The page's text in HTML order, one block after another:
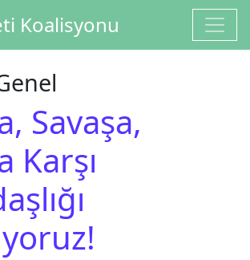
Koalisyonu
Savaşa,
Karşı